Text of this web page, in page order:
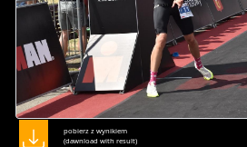
pobierz z wynikiem
(dawnload with result)